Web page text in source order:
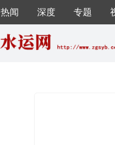
热闻 深度 专题